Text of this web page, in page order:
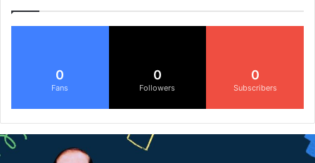
0
Fans
0
Followers
0
Subscribers
Đ
ể